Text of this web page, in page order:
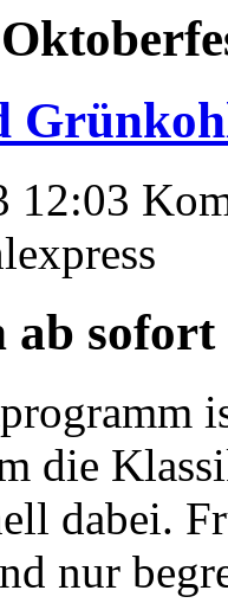
12:03
ab
die
dabei.
nur